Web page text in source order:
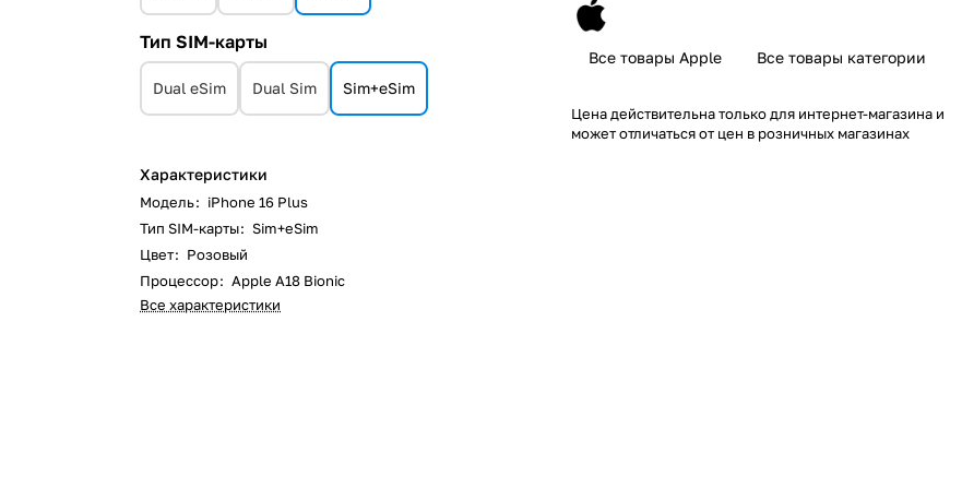
Тип SIM-карты
Dual eSim Dual Sim Sim+eSim
Характеристики
Модель: iPhone 16 Plus
Тип SIM-карты: Sim+eSim
Цвет: Розовый
Процессор: Apple A18 Bionic
Все характеристики
Все товары Apple Все товары категории
Цена действительна только для интернет-магазина и
может отличаться от цен в розничных магазинах